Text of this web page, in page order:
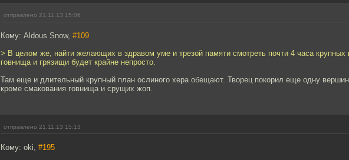
отправлено 21.11.13 15:06
Кому: Aldous Snow, #109
> В целом же, найти желающих в здравом уме и трезой памяти смотреть почти 4 часа крупных
говнища и грязищи будет крайне непросто.
Там еще и длительный крупный план ослиного хера обещают. Творец покорил еще одну
кроме смакования говнища и срущих жоп.
отправлено 21.11.13 15:13
Кому: oki, #195